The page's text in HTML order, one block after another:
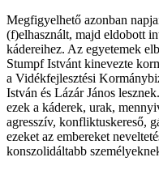
Megfigyelhető azonban
(f)elhasznált, majd eldobott
kádereihez. Az egyetemek
Stumpf Istvánt kinevezte
a Vidékfejlesztési
István és Lázár János
ezek a káderek, urak,
agresszív, konfliktuskereső,
ezeket az embereket
konszolidáltabb